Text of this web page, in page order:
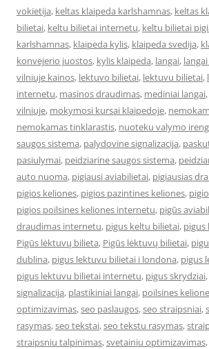
vokietija, keltas klaipeda karlshamnas, keltas
bilietai, keltu bilietai internetu, keltu bilietai
karlshamnas, klaipeda kylis, klaipeda svedija,
konvejerio juostos, kylis klaipeda, langai,
vilniuje kainos, lektuvo bilietai, lektuvu bilietai,
internetu, masinos draudimas, mediniai langai,
vilniuje, mokymosi kursai klaipedoje,
nemokamas tinklarastis, nuoteku valymo
saugos sistema, palydovine signalizacija,
pasiulymai, peidziarine saugos sistema,
auto nuoma, pigiausi aviabilietai, pigiausias
pigios keliones, pigios pazintines keliones,
pigios poilsines keliones internetu, pigūs
draudimas internetu, pigus keltu bilietai, pigus
Pigūs lėktuvų bilieta, Pigūs lėktuvų bilietai,
dublina, pigus lektuvu bilietai i londona, pigus
pigus lektuvu bilietai internetu, pigus skrydziai,
signalizacija, plastikiniai langai, poilsines
optimizavimas,seo paslaugos,seo straipsniai,
rasymas,seo tekstai,seo tekstu rasymas,
straipsniu talpinimas,svetainiu optimizavimas,